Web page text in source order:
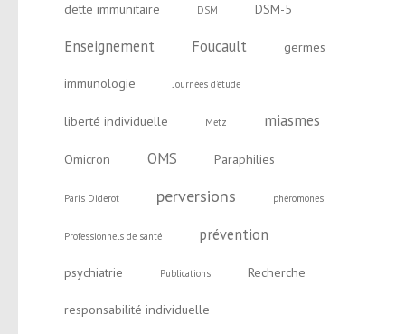
dette immunitaire DSM DSM-5
Enseignement Foucault germes
immunologie Journées d'étude
liberté individuelle Metz miasmes
Omicron OMS Paraphilies
Paris Diderot perversions phéromones
Professionnels de santé prévention
psychiatrie Publications Recherche
responsabilité individuelle